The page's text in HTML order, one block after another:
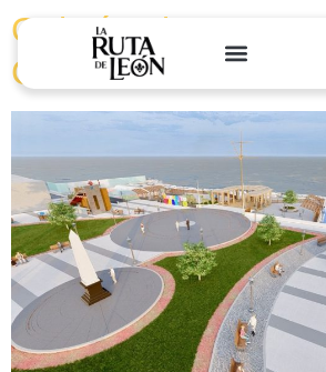
Galería Plaza
Chucuito